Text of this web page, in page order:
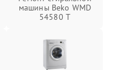
машины Beko WMD
54580 T